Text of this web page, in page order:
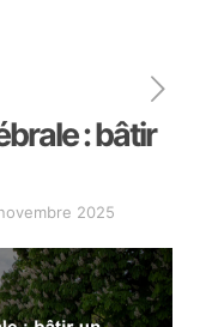
: bâtir
2025